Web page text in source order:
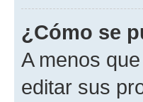
¿Cómo se
A menos
editar sus